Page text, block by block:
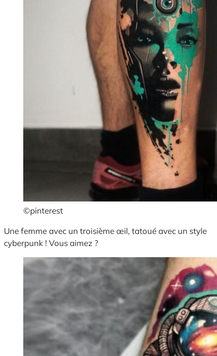
©pinterest
Une femme avec un troisième œil, tatoué avec un style
cyberpunk ! Vous aimez ?